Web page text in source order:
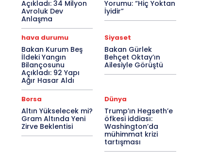
Açıkladı: 34 Milyon
Avroluk Dev
Anlaşma
Yorumu: “Hiç Yoktan
İyidir”
hava durumu
Bakan Kurum Beş
İldeki Yangın
Bilançosunu
Açıkladı: 92 Yapı
Ağır Hasar Aldı
Siyaset
Bakan Gürlek
Behçet Oktay’ın
Ailesiyle Görüştü
Borsa
Altın Yükselecek mi?
Gram Altında Yeni
Zirve Beklentisi
Dünya
Trump’ın Hegseth’e
öfkesi iddiası:
Washington’da
mühimmat krizi
tartışması